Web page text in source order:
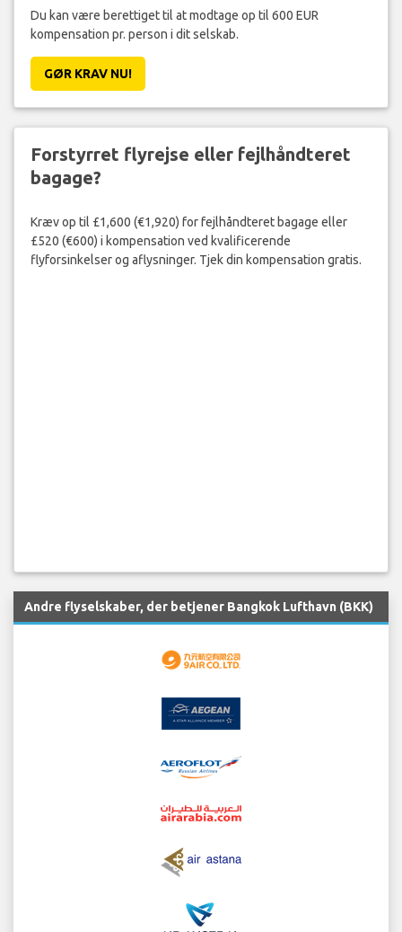
Du kan være berettiget til at modtage op til 600 EUR
kompensation pr. person i dit selskab.
GØR KRAV NU!
Forstyrret flyrejse eller fejlhåndteret
bagage?
Kræv op til £1,600 (€1,920) for fejlhåndteret bagage eller
£520 (€600) i kompensation ved kvalificerende
flyforsinkelser og aflysninger. Tjek din kompensation gratis.
Andre flyselskaber, der betjener Bangkok Lufthavn (BKK)